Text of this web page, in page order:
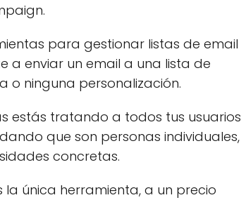
para gestionar listas de email
a enviar un email a una lista de
o ninguna personalización.
estás tratando a todos tus usuarios
que son personas individuales,
concretas.
la única herramienta, a un precio